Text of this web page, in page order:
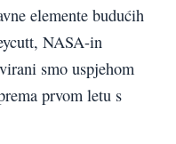
elemente budućih
NASA-in
smo uspjehom
prvom letu s